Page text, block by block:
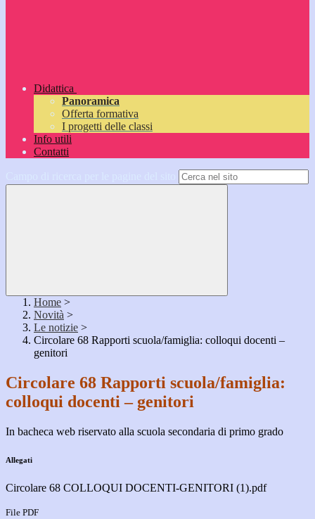
Didattica
Panoramica
Offerta formativa
I progetti delle classi
Info utili
Contatti
Home >
Novità >
Le notizie >
Circolare 68 Rapporti scuola/famiglia: colloqui docenti –
genitori
Circolare 68 Rapporti scuola/famiglia:
colloqui docenti – genitori
In bacheca web riservato alla scuola secondaria di primo grado
Allegati
Circolare 68 COLLOQUI DOCENTI-GENITORI (1).pdf
File PDF